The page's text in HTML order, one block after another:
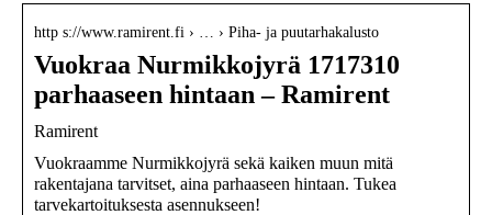
http s://www.ramirent.fi › … › Piha- ja puutarhakalusto
Vuokraa Nurmikkojyrä 1717310
parhaaseen hintaan – Ramirent
Ramirent
Vuokraamme Nurmikkojyrä sekä kaiken muun mitä
rakentajana tarvitset, aina parhaaseen hintaan. Tukea
tarvekartoituksesta asennukseen!